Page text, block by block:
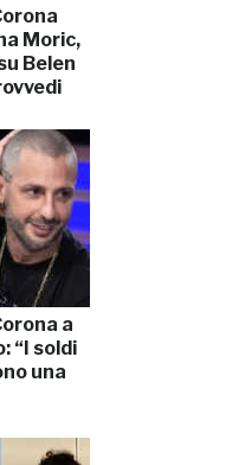
Moric,
Belen
a
“I soldi
una